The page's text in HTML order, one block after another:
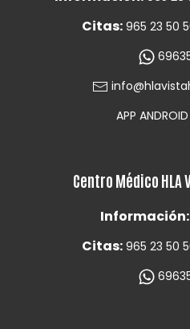
Citas: 965 23 50
APP ANDROID
Centro Médico HLA
Información:
Citas: 965 23 50